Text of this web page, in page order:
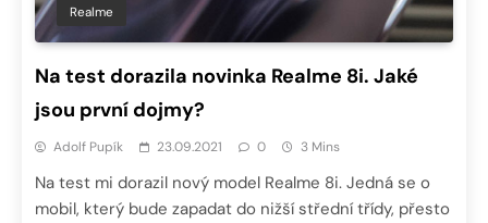
Realme
Na test dorazila novinka Realme 8i. Jaké
jsou první dojmy?
Adolf Pupík 23.09.2021 0 3 Mins
Na test mi dorazil nový model Realme 8i. Jedná se o
mobil, který bude zapadat do nižší střední třídy, přesto